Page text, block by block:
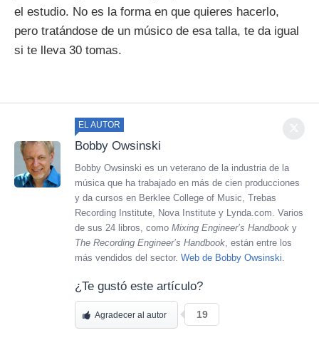
el estudio. No es la forma en que quieres hacerlo,
pero tratándose de un músico de esa talla, te da igual
si te lleva 30 tomas.
EL AUTOR
Bobby Owsinski
Bobby Owsinski es un veterano de la industria de la
música que ha trabajado en más de cien producciones
y da cursos en Berklee College of Music, Trebas
Recording Institute, Nova Institute y Lynda.com. Varios
de sus 24 libros, como Mixing Engineer’s Handbook y
The Recording Engineer’s Handbook , están entre los
más vendidos del sector. Web de Bobby Owsinski
¿Te gustó este artículo?
Agradecer al autor 19